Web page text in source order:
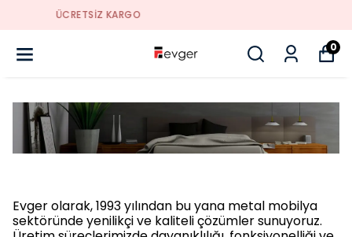
0
Evger olarak, 1993 yılından bu yana metal mobilya
sektöründeyenilikçi ve kaliteli çözümler sunuyoruz.